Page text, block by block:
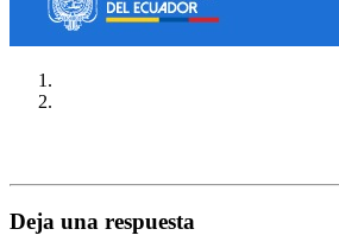
Deja una respuesta